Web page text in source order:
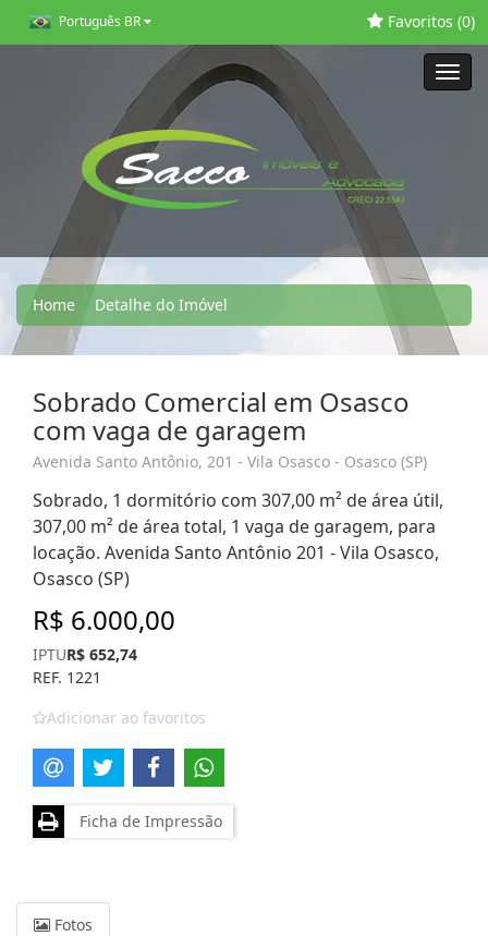
Português BR Favoritos (0)
Home Detalhe do Imóvel
Sobrado Comercial em Osasco
com vaga de garagem
Avenida Santo Antônio, 201 - Vila Osasco - Osasco (SP)
Sobrado, 1 dormitório com 307,00 m² de área útil,
307,00 m² de área total, 1 vaga de garagem, para
locação. Avenida Santo Antônio 201 - Vila Osasco,
Osasco (SP)
R$ 6.000,00
IPTUR$ 652,74
REF. 1221
Adicionar ao favoritos
Ficha de Impressão
Fotos